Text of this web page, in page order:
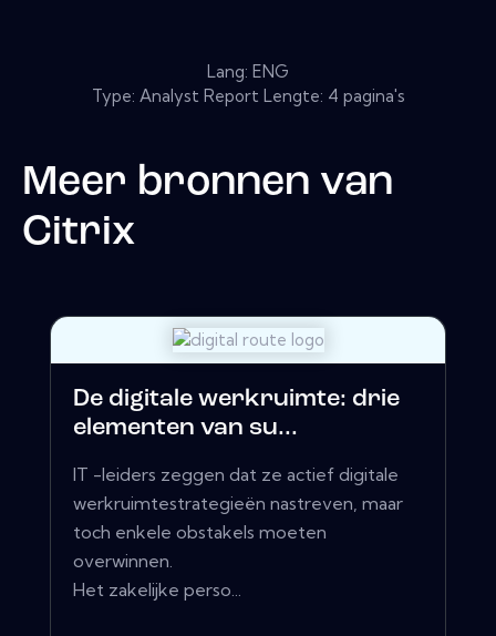
Lang: ENG
Type: Analyst Report Lengte: 4 pagina's
Meer bronnen van
Citrix
De digitale werkruimte: drie
elementen van su...
IT -leiders zeggen dat ze actief digitale
werkruimtestrategieën nastreven, maar
toch enkele obstakels moeten
overwinnen.
Het zakelijke perso...